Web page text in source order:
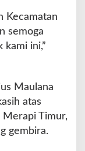
Kecamatan
semoga
kami ini,”
Maulana
atas
Merapi Timur,
gembira.